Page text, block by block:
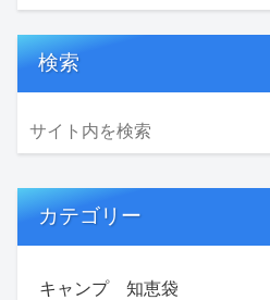
検索
カテゴリー
キャンプ 知恵袋